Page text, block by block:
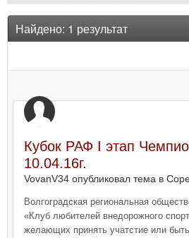
Найдено: 1 результат
Кубок РАФ I этап
10.04.16г.
VovanV34 опубликовал тема в
Волгоградская региональная
«Клуб любителей внедорожного
желающих принять учатстие или